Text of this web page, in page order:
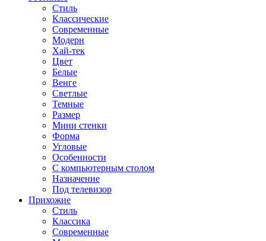
Стиль
Классические
Современные
Модерн
Хай-тек
Цвет
Белые
Венге
Светлые
Темные
Размер
Мини стенки
Форма
Угловые
Особенности
С компьютерным столом
Назначение
Под телевизор
Прихожие
Стиль
Классика
Современные